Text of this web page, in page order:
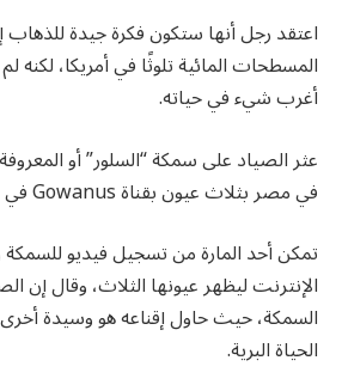
اعتقد رجل أنها ستكون فكرة جيدة للذهاب
المسطحات المائية تلوثًا في أمريكا، لكنه
أغرب شيء في حياته.
عثر الصياد على سمكة “السلور” أو
في مصر بثلاث عيون بقناة Gowanus في بروكلين بأمريكا.
تمكن أحد المارة من تسجيل فيديو
الإنترنت ليظهر عيونها الثلاث، وقال إن
السمكة، حيث حاول إقناعه هو وسيدة
الحياة البرية.